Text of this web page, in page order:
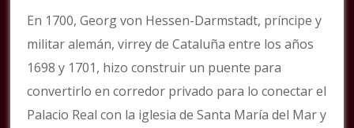
En 1700, Georg von Hessen-Darmstadt, príncipe y
militar alemán, virrey de Cataluña entre los años
1698 y 1701, hizo construir un puente para
convertirlo en corredor privado para lo conectar el
Palacio Real con la iglesia de Santa María del Mar y